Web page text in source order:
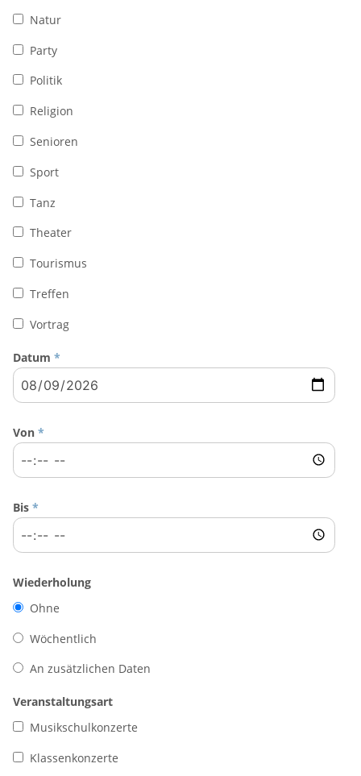
Natur
Party
Politik
Religion
Senioren
Sport
Tanz
Theater
Tourismus
Treffen
Vortrag
Datum *
Von *
Bis *
Wiederholung
Ohne
Wöchentlich
An zusätzlichen Daten
Veranstaltungsart
Musikschulkonzerte
Klassenkonzerte